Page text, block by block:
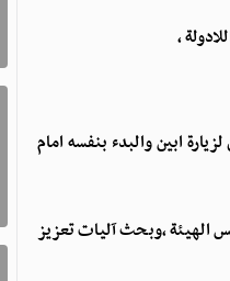
،
ابين والبدء بنفسه امام
،وبحث آليات تعزيز